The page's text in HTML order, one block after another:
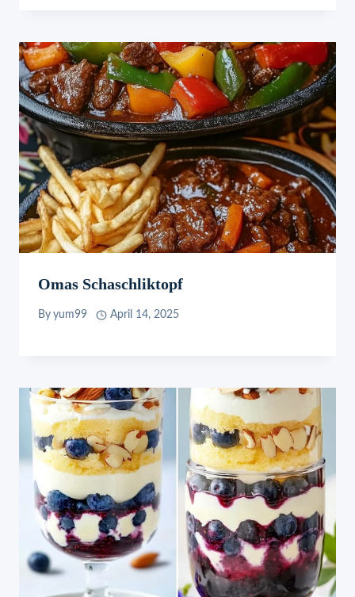
Omas Schaschliktopf
By yum99 April 14, 2025